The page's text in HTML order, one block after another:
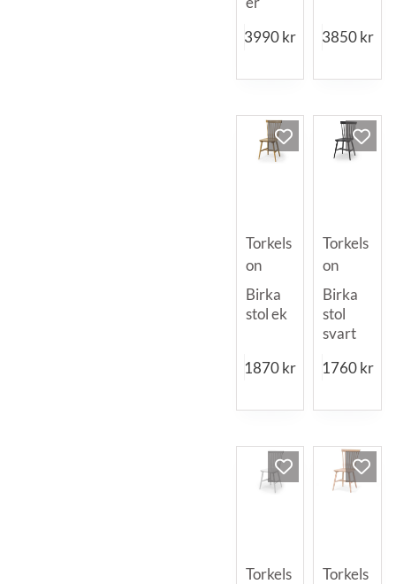
3990kr 3850kr
Torkels
on
Birka
stol ek
1870kr
Torkels
on
Birka
stol
svart
1760kr
Torkels
Torkels